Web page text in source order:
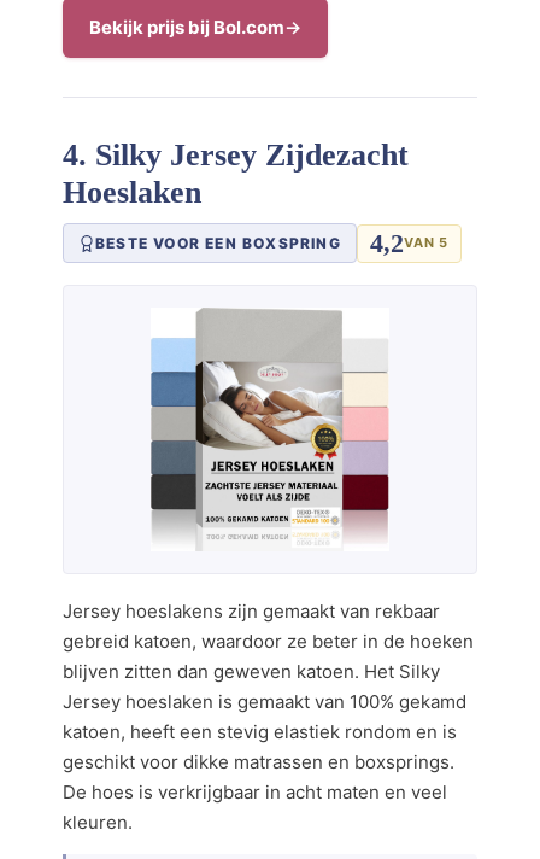
Bekijk prijs bij Bol.com
4. Silky Jersey Zijdezacht
Hoeslaken
BESTE VOOR EEN BOXSPRING 4,2VAN 5
Jersey hoeslakens zijn gemaakt van rekbaar
gebreid katoen, waardoor ze beter in de hoeken
blijven zitten dan geweven katoen. Het Silky
Jersey hoeslaken is gemaakt van 100% gekamd
katoen, heeft een stevig elastiek rondom en is
geschikt voor dikke matrassen en boxsprings.
De hoes is verkrijgbaar in acht maten en veel
kleuren.